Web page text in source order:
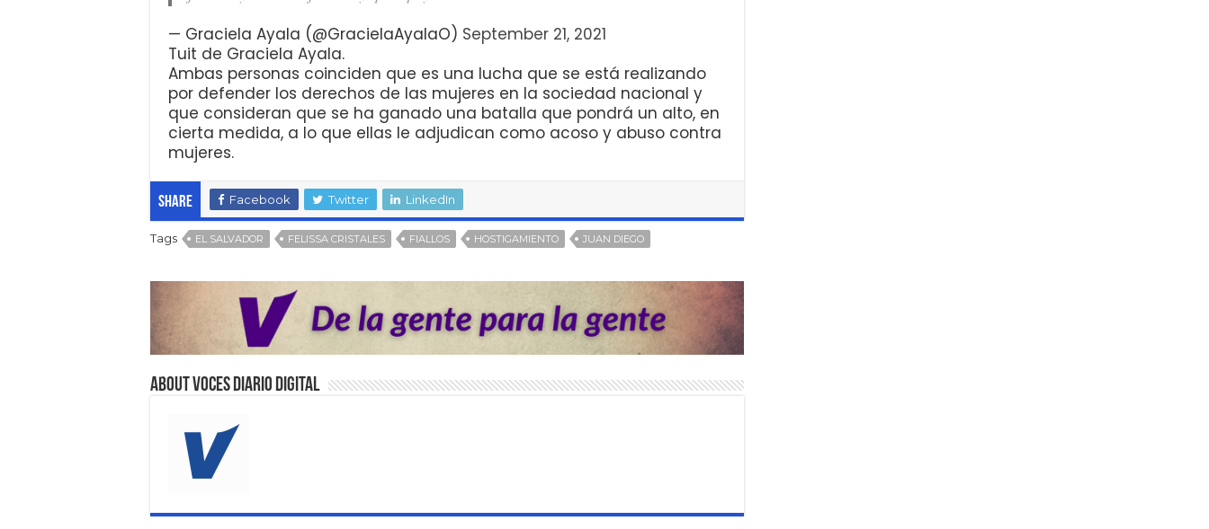
— Graciela Ayala (@GracielaAyalaO) September 21, 2021
Tuit de Graciela Ayala.
Ambas personas coinciden que es una lucha que se está realizando
por defender los derechos de las mujeres en la sociedad nacional y
que consideran que se ha ganado una batalla que pondrá un alto, en
cierta medida, a lo que ellas le adjudican como acoso y abuso contra
mujeres.
Share Facebook Twitter LinkedIn
Tags EL SALVADOR FELISSA CRISTALES FIALLOS HOSTIGAMIENTO JUAN DIEGO
About VOCES Diario digital